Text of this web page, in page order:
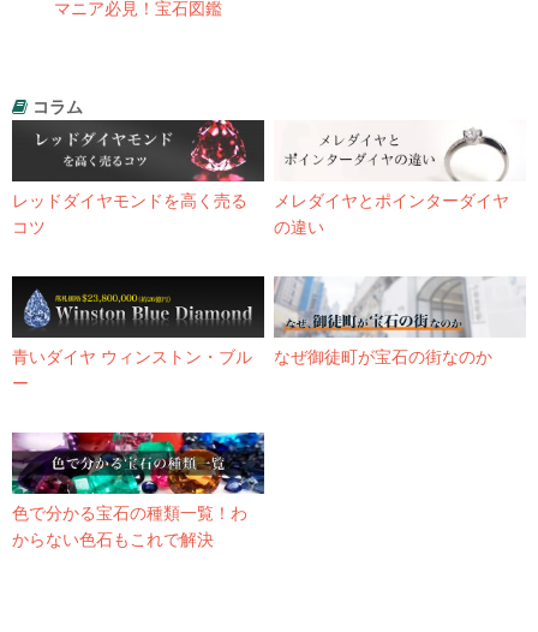
マニア必見！宝石図鑑
コラム
レッドダイヤモンドを高く売る
コツ
メレダイヤとポインターダイヤ
の違い
青いダイヤ ウィンストン・ブル
ー
なぜ御徒町が宝石の街なのか
色で分かる宝石の種類一覧！わ
からない色石もこれで解決